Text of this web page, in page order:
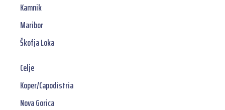
Kamnik
Maribor
Škofja Loka
Celje
Koper/Capodistria
Nova Gorica